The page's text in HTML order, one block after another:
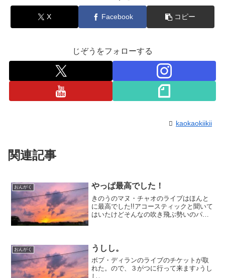
X Facebook コピー
じぞうをフォローする
kaokaokiikii
関連記事
おんがく やっぱ最高でした！
きのうのマヌ・チャオのライブはほんと
に最高でした!!アコースティックと聞いて
はいたけどそんなの吹き飛ぶ勢いのパン
おんがく うしし。
ボブ・ディランのライブのチケットが取
れた。ので、３がつに行って来ます♪うし
し。